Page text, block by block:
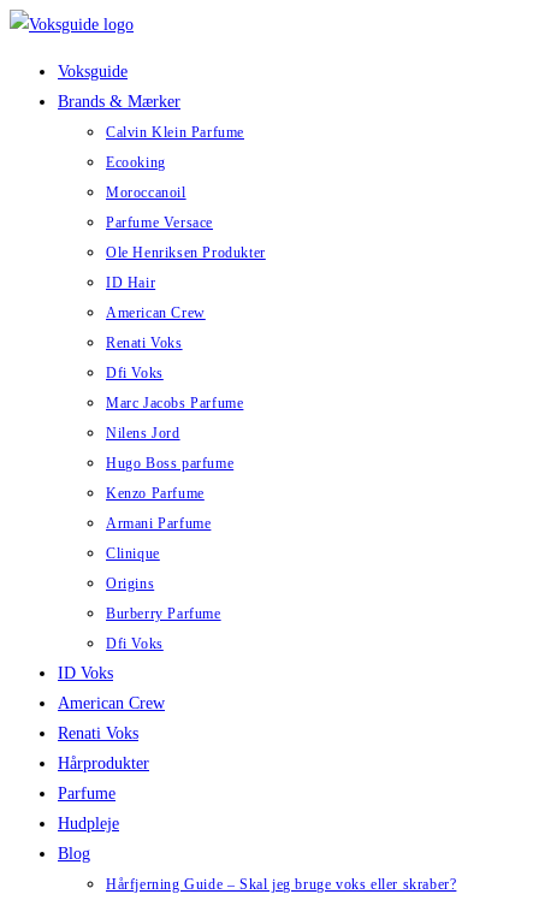
Skip
Voksguide
Brands & Mærker
Calvin Klein Parfume
Ecooking
Moroccanoil
Parfume Versace
Ole Henriksen Produkter
ID Hair
American Crew
Renati Voks
Dfi Voks
Marc Jacobs Parfume
Nilens Jord
Hugo Boss parfume
Kenzo Parfume
Armani Parfume
Clinique
Origins
Burberry Parfume
Dfi Voks
ID Voks
American Crew
Renati Voks
Hårprodukter
Parfume
Hudpleje
Blog
Hårfjerning Guide – Skal jeg bruge voks eller skraber?